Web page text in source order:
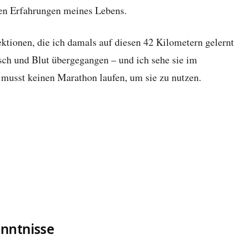
Erfahrungen meines Lebens.
die ich damals auf diesen 42 Kilometern gelernt
und Blut übergegangen – und ich sehe sie im
keinen Marathon laufen, um sie zu nutzen.